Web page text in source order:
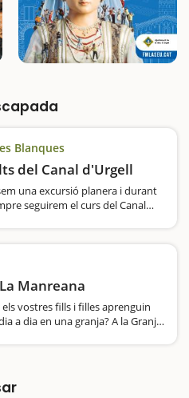
Blanques
del Canal d'Urgell
una excursió planera i durant
seguirem el curs del Canal
des de Les Borges Blanques com
Manreana
vostres fills i filles aprenguin
a dia en una granja? A la Granja